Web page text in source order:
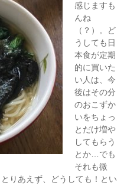
感じますも
んね
（？）。ど
うしても日
本食が定期
的に買いた
い人は、今
後はその分
のおこずか
いをちょっ
とだけ増や
してもらう
とか…でも
それも微
りあえず、どうしても！とい